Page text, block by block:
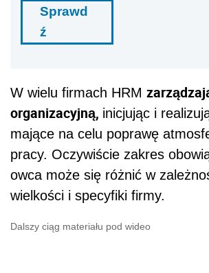
Sprawd
ź
W wielu firmach HRM
organizacyjną, inicjując i
mające na celu poprawę
pracy. Oczywiście zakres
owca może się różnić w
wielkości i specyfiki firmy.
Dalszy ciąg materiału pod wideo